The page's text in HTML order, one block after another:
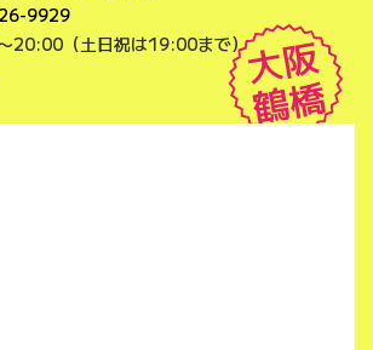
9929
20:00（土日祝は19:00まで）大阪
鶴橋